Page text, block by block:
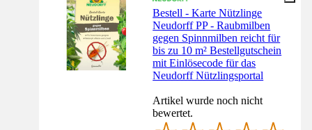
Bestell - Karte Nützlinge
Neudorff PP - Raubmilben
gegen Spinnmilben reicht für
bis zu 10 m² Bestellgutschein
mit Einlösecode für das
Neudorff Nützlingsportal
Artikel wurde noch nicht
bewertet.